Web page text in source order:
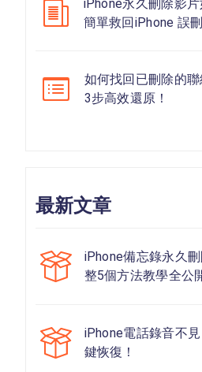
iPhone永久刪除影片
簡單救回iPhone 誤
如何找回已刪除的
3步高效還原！
最新文章
iPhone備忘錄永久
整5個方法教學全公
iPhone電話錄音不
鍵恢復！